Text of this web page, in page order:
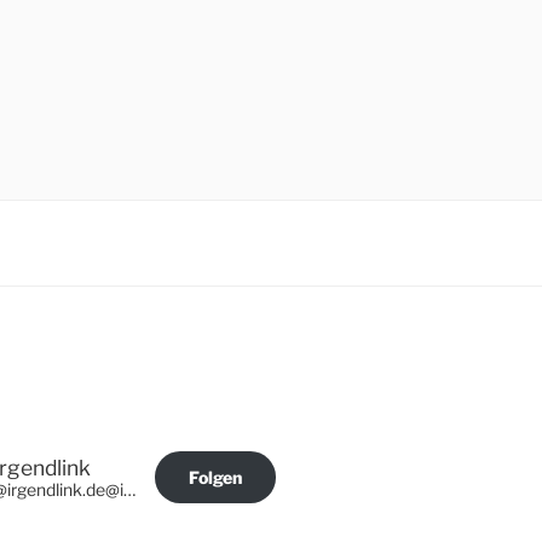
@irgendlink.de@irgendlink.de
Folgen